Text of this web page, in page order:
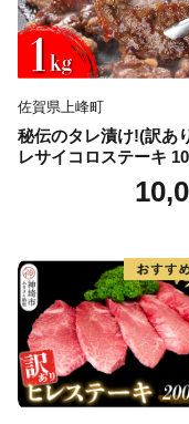
佐賀県上峰町
秘伝のタレ漬け!(訳あ
レサイコロステーキ